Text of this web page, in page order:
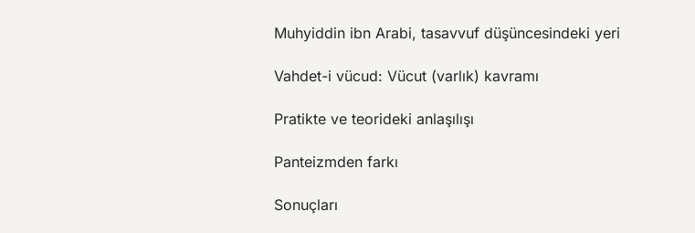
Muhyiddin ibn Arabi, tasavvuf düşüncesindeki yeri
Vahdet-i vücud: Vücut (varlık) kavramı
Pratikte ve teorideki anlaşılışı
Panteizmden farkı
Sonuçları